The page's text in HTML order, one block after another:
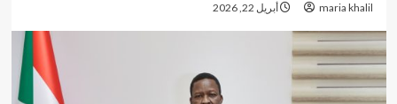
maria khalil أبريل 22, 2026